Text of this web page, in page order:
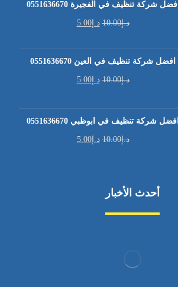
افضل شركة تنظيف في الفجيرة 0551636670
د.إ10.00 د.إ5.00
افضل شركة تنظيف في العين 0551636670
د.إ10.00 د.إ5.00
افضل شركة تنظيف في ابوظبي 0551636670
د.إ10.00 د.إ5.00
أحدث الأخبار